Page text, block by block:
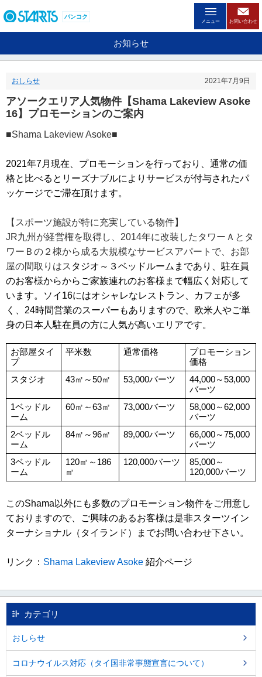
ー
移
め
リ
ク
す
情
移
動
し
。
移
。
報
動
バンコク
メニュー お問い合わせ
お知らせ
おしらせ 2021年7月9日
アソークエリア人気物件【Shama Lakeview Asoke
16】プロモーションのご案内
■Shama Lakeview Asoke■
2021年7月現在、プロモーションを行っており、通常の価
格と比べるとリーズナブルによりサービスが付与されたパ
ッケージでご滞在頂けます。
【スポーツ施設が特に充実している物件】
JR九州が経営権を取得し、2014年に改装したタワーＡとタ
ワーＢの２棟から成る大規模なサービスアパートで、お部
屋の間取りはス タジオ～３ベッドルームまであり、駐在員
のお客様からからご家族連れのお客様まで幅広く対応して
います。ソイ16にはオシャレなレストラン、カフェが多
く、24時間営業のスーパーもありますので、欧米人やご単
身の日本人駐在員の方に人気が高いエリアです。
お部屋タイ
プ
平米数 通常価格
プロモーション
価格
スタジオ
43㎡～50㎡ 53,000バーツ
44,000～53,000
バーツ
1ベッドル
ーム
60㎡～63㎡ 73,000バーツ
58,000～62,000
バーツ
2ベッドル
ーム
84㎡～96㎡ 89,000バーツ
66,000～75,000
バーツ
3ベッドル
ーム
120㎡～186
㎡
120,000バーツ
85,000～
120,000バーツ
このShama以外にも多数のプロモーション物件をご用意し
ておりますので、ご興味のあるお客様は是非スターツイン
ターナショナル（タイランド）までお問い合わせ下さい。
リンク： Shama Lakeview Asoke 紹介ページ
カテゴリ
おしらせ
コロナウイルス対応（タイ国非常事態宣言について）